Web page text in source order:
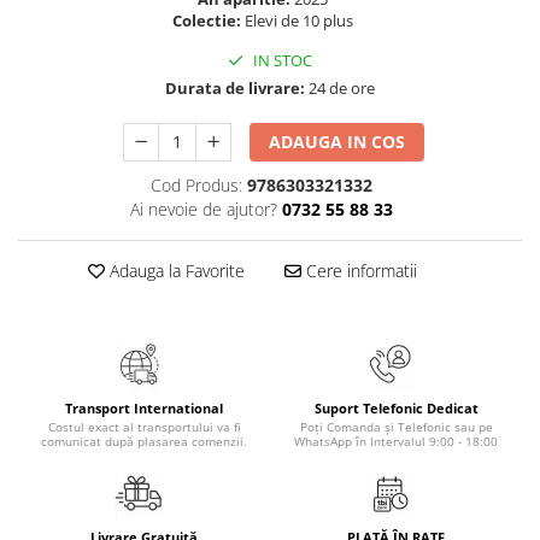
Ma pregatesc pentru scoala
Manuale - Carte Scolara
Clasa a III-a
Clasa a IV-a
Clasa I
Clasa pregatitoare
Limbi Straine
Colectie: Elevi de 10 plus
IN STOC
Durata de livrare: 24 de ore
ADAUGA IN COS
Cod Produs: 9786303321332
Ai nevoie de ajutor? 0732 55 88 33
Adauga la Favorite Cere informatii
Transport International
Costul exact al transportului va fi
comunicat după plasarea comenzii.
Suport Telefonic Dedicat
Poți Comanda și Telefonic sau pe
WhatsApp în Intervalul 9:00 - 18:00